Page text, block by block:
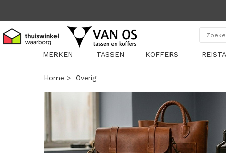
MERKEN
TASSEN KOFFERS
Home > Overig